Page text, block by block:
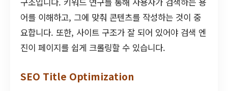
어를 이해하고, 그에 맞춰 콘텐츠를 작성하는 것이 중
요합니다. 또한, 사이트 구조가 잘 되어 있어야 검색 엔
진이 페이지를 쉽게 크롤링할 수 있습니다.
SEO Title Optimization